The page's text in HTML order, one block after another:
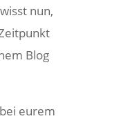
nun,
Blog
eurem